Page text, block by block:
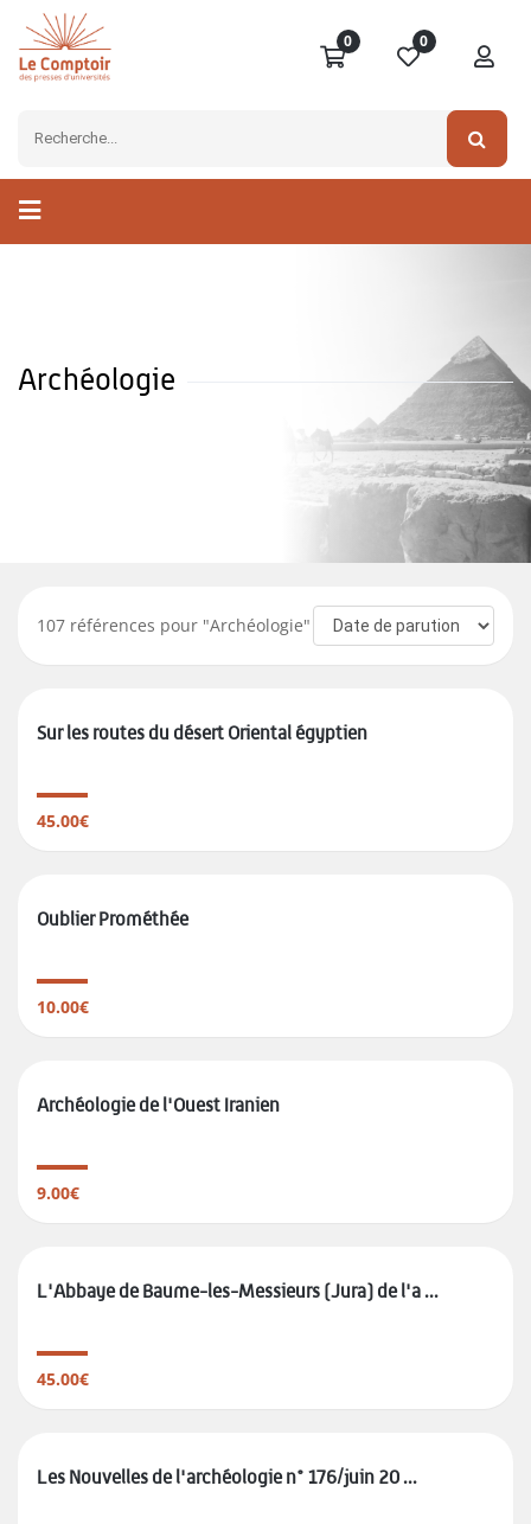
0 0
Archéologie
107 références pour "Archéologie"
Sur les routes du désert Oriental égyptien
45.00€
Oublier Prométhée
10.00€
Archéologie de l'Ouest Iranien
9.00€
L'Abbaye de Baume-les-Messieurs (Jura) de l'a ...
45.00€
Les Nouvelles de l'archéologie n° 176/juin 20 ...